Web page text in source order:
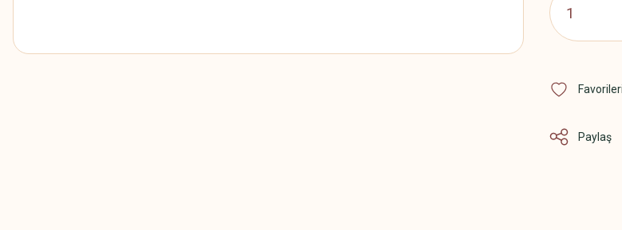
Paylaş